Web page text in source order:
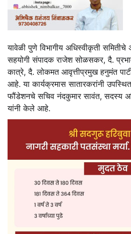
यावेळी पुणे विभागीय अधिस्वीकृती
सहयोगी संपादक राजेश सोळसकर, दै.
कात्रे, दै. लोकमत आवृत्तीप्रमुख हनुमंत
आहे. या कार्यक्रमास सातारकरांनी
फौंडेशनचे सचिव नंदकुमार सावंत, सदस्य
यांनी केले आहे.